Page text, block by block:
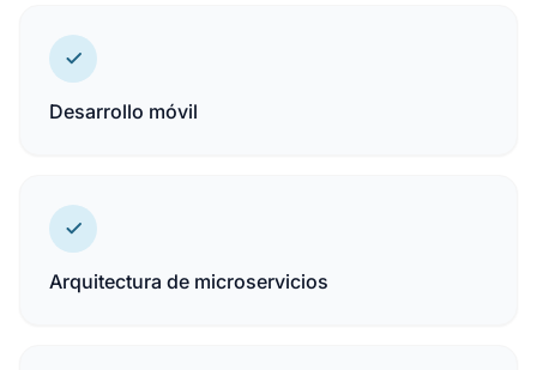
Desarrollo móvil
Arquitectura de microservicios